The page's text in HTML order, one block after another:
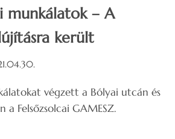
munkálatok – A
került
végzett a Bólyai utcán és
a Felsőzsolcai GAMESZ.